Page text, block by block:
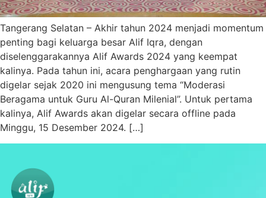
Tangerang Selatan – Akhir tahun 2024 menjadi momentum
penting bagi keluarga besar Alif Iqra, dengan
diselenggarakannya Alif Awards 2024 yang keempat
kalinya. Pada tahun ini, acara penghargaan yang rutin
digelar sejak 2020 ini mengusung tema “Moderasi
Beragama untuk Guru Al-Quran Milenial”. Untuk pertama
kalinya, Alif Awards akan digelar secara offline pada
Minggu, 15 Desember 2024. […]